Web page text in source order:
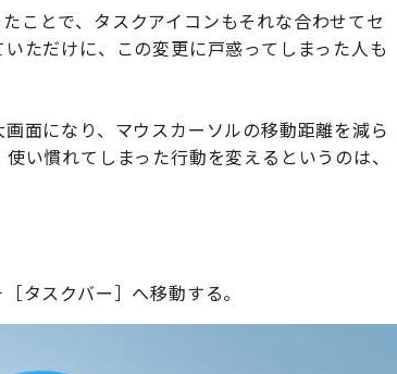
ことで、タスクアイコンもそれな合わせてセ
ただけに、この変更に戸惑ってしまった人も
面になり、マウスカーソルの移動距離を減ら
い慣れてしまった行動を変えるというのは、
タスクバー］へ移動する。